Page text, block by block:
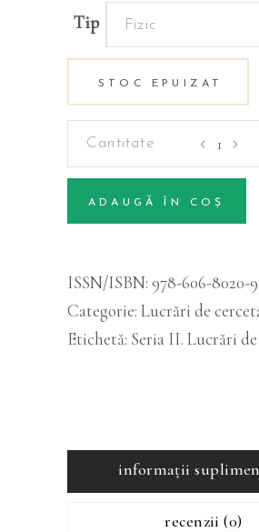
Tip Fizic
STOC EPUIZAT
şi
calitative
de
molid
din
ADAUGĂ ÎN COȘ
ISSN/ISBN: 978-606-8020-
Categorie: Lucrări de
Etichetă: Seria II. Lucrări
informații
recenzii (0)